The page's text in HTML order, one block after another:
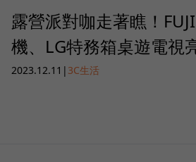
露營派對咖走著瞧！
機、LG特務箱桌遊電視
2023.12.11 | 3C生活